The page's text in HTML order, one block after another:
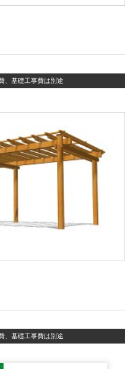
、基礎工事費は別途
、基礎工事費は別途